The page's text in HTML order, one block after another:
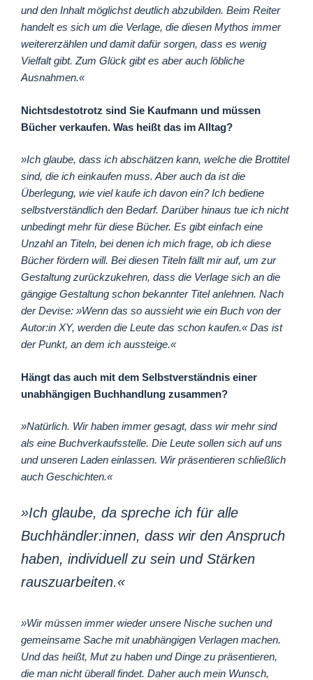
und den Inhalt möglichst deutlich abzubilden. Beim Reiter
handelt es sich um die Verlage, die diesen Mythos immer
weitererzählen und damit dafür sorgen, dass es wenig
Vielfalt gibt. Zum Glück gibt es aber auch löbliche
Ausnahmen.«
Nichtsdestotrotz sind Sie Kaufmann und müssen
Bücher verkaufen. Was heißt das im Alltag?
»Ich glaube, dass ich abschätzen kann, welche die Brottitel
sind, die ich einkaufen muss. Aber auch da ist die
Überlegung, wie viel kaufe ich davon ein? Ich bediene
selbstverständlich den Bedarf. Darüber hinaus tue ich nicht
unbedingt mehr für diese Bücher. Es gibt einfach eine
Unzahl an Titeln, bei denen ich mich frage, ob ich diese
Bücher fördern will. Bei diesen Titeln fällt mir auf, um zur
Gestaltung zurückzukehren, dass die Verlage sich an die
gängige Gestaltung schon bekannter Titel anlehnen. Nach
der Devise: »Wenn das so aussieht wie ein Buch von der
Autor:in XY, werden die Leute das schon kaufen.« Das ist
der Punkt, an dem ich aussteige.«
Hängt das auch mit dem Selbstverständnis einer
unabhängigen Buchhandlung zusammen?
»Natürlich. Wir haben immer gesagt, dass wir mehr sind
als eine Buchverkaufsstelle. Die Leute sollen sich auf uns
und unseren Laden einlassen. Wir präsentieren schließlich
auch Geschichten.«
»Ich glaube, da spreche ich für alle
Buchhändler:innen, dass wir den Anspruch
haben, individuell zu sein und Stärken
rauszuarbeiten.«
»Wir müssen immer wieder unsere Nische suchen und
gemeinsame Sache mit unabhängigen Verlagen machen.
Und das heißt, Mut zu haben und Dinge zu präsentieren,
die man nicht überall findet. Daher auch mein Wunsch,